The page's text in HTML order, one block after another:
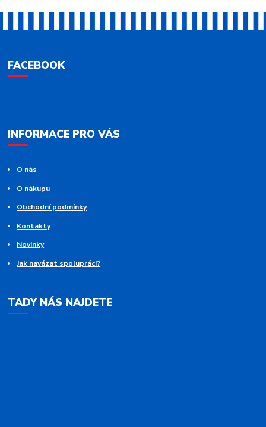
FACEBOOK
INFORMACE PRO VÁS
O nás
O nákupu
Obchodní podmínky
Kontakty
Novinky
Jak navázat spolupráci?
TADY NÁS NAJDETE